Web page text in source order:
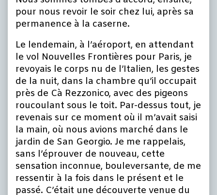
pour nous revoir le soir chez lui, après sa
permanence à la caserne.
Le lendemain, à l’aéroport, en attendant
le vol Nouvelles Frontières pour Paris, je
revoyais le corps nu de l’Italien, les gestes
de la nuit, dans la chambre qu’il occupait
près de Cà Rezzonico, avec des pigeons
roucoulant sous le toit. Par-dessus tout, je
revenais sur ce moment où il m’avait saisi
la main, où nous avions marché dans le
jardin de San Georgio. Je me rappelais,
sans l’éprouver de nouveau, cette
sensation inconnue, bouleversante, de me
ressentir à la fois dans le présent et le
passé. C’était une découverte venue du